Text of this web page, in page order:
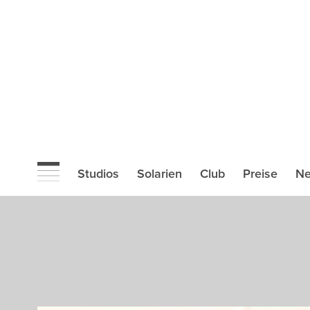
Studios Solarien Club Preise